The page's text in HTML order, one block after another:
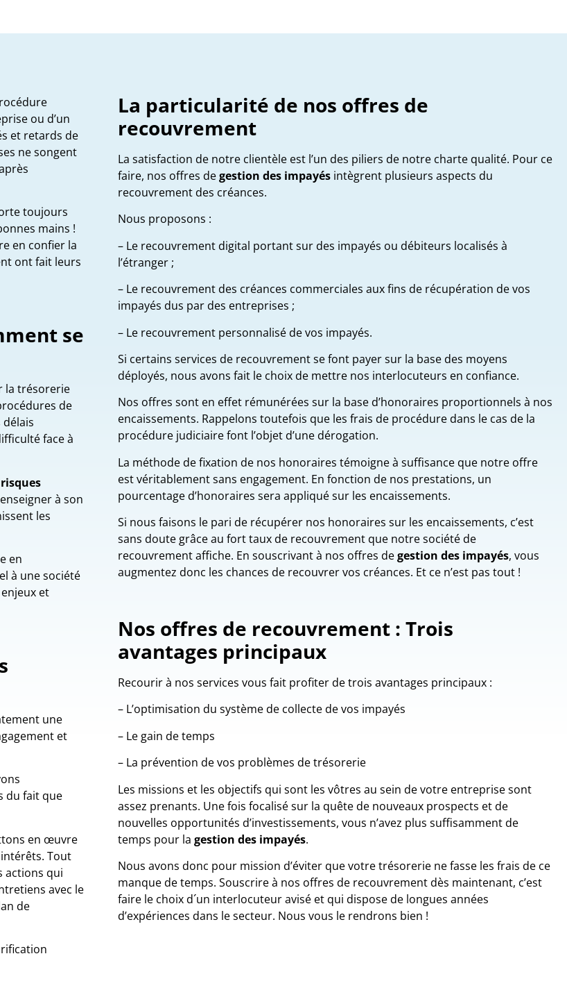
ou d’un
et retards de
ne songent
toujours
mains !
en confier la
ont fait leurs
se
la trésorerie
de
face à
à son
les
en
à une société
et
une
et
du fait que
en œuvre
Tout
actions qui
avec le
de
La particularité de nos offres de
recouvrement
La satisfaction de notre clientèle est l’un des piliers de notre charte qualité. Pour ce
faire, nos offres degestion des impayés intègrent plusieurs aspects du
recouvrement des créances.
Nous proposons :
– Le recouvrement digital portant sur des impayés ou débiteurs localisés à
l’étranger ;
– Le recouvrement des créances commerciales aux fins de récupération de vos
impayés dus par des entreprises ;
– Le recouvrement personnalisé de vos impayés.
Si certains services de recouvrement se font payer sur la base des moyens
déployés, nous avons fait le choix de mettre nos interlocuteurs en confiance.
Nos offres sont en effet rémunérées sur la base d’honoraires proportionnels à nos
encaissements. Rappelons toutefois que les frais de procédure dans le cas de la
procédure judiciaire font l’objet d’une dérogation.
La méthode de fixation de nos honoraires témoigne à suffisance que notre offre
est véritablement sans engagement. En fonction de nos prestations, un
pourcentage d’honoraires sera appliqué sur les encaissements.
Si nous faisons le pari de récupérer nos honoraires sur les encaissements, c’est
sans doute grâce au fort taux de recouvrement que notre société de
recouvrement affiche. En souscrivant à nos offres degestion des impayés, vous
augmentez donc les chances de recouvrer vos créances. Et ce n’est pas tout !
Nos offres de recouvrement : Trois
avantages principaux
Recourir à nos services vous fait profiter de trois avantages principaux :
– L’optimisation du système de collecte de vos impayés
– Le gain de temps
– La prévention de vos problèmes de trésorerie
Les missions et les objectifs qui sont les vôtres au sein de votre entreprise sont
assez prenants. Une fois focalisé sur la quête de nouveaux prospects et de
nouvelles opportunités d’investissements, vous n’avez plus suffisamment de
temps pour la gestion des impayés.
Nous avons donc pour mission d’éviter que votre trésorerie ne fasse les frais de ce
manque de temps. Souscrire à nos offres de recouvrement dès maintenant, c’est
faire le choix d´un interlocuteur avisé et qui dispose de longues années
d’expériences dans le secteur. Nous vous le rendrons bien !